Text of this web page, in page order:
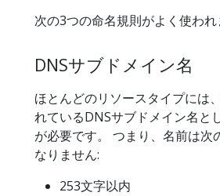
次の3つの命名規則がよく使われ
DNSサブドメイン名
ほとんどのリソースタイプには、
れているDNSサブドメイン名と
が必要です。 つまり、名前は次
なりません:
253文字以内